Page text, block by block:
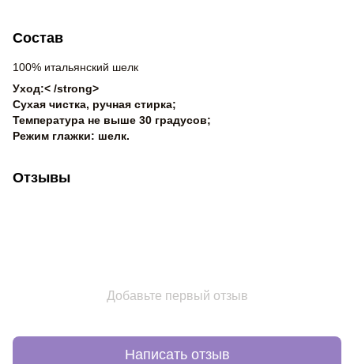
Состав
100% итальянский шелк
Уход:< /strong>
Сухая чистка, ручная стирка;
Температура не выше 30 градусов;
Режим глажки: шелк.
Отзывы
Добавьте первый отзыв
Написать отзыв